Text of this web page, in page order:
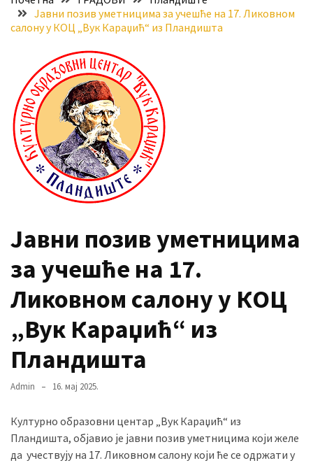
Хидросистема
Дунав–
Пријава
ваучере
Расписан
конкурс
права
коришћења
знака
„Најбоље
Војводине“
MOST
CATEGORIES
Вести
(901)
Јавни позив уметницима за учешће на 17. Ликовном
салону у КОЦ „Вук Караџић“ из Пландишта
Јавни позив уметницима
за учешће на 17.
Ликовном салону у КОЦ
„Вук Караџић“ из
Пландишта
Admin 16. мај 2025.
Културно образовни центар „Вук Караџић“ из
Пландишта, објавио је јавни позив уметницима који желе
да учествују на 17. Ликовном салону који ће се одржати у